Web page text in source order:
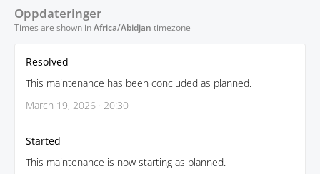
Oppdateringer
Times are shown inAfrica/Abidjan timezone
Resolved
This maintenance has been concluded as planned.
March 19, 2026 · 20:30
Started
This maintenance is now starting as planned.